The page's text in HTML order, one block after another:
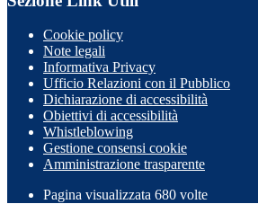
Cookie policy
Note legali
Informativa Privacy
Ufficio Relazioni con il Pubblico
Dichiarazione di accessibilità
Obiettivi di accessibilità
Whistleblowing
Gestione consensi cookie
Amministrazione trasparente
Pagina visualizzata 680 volte